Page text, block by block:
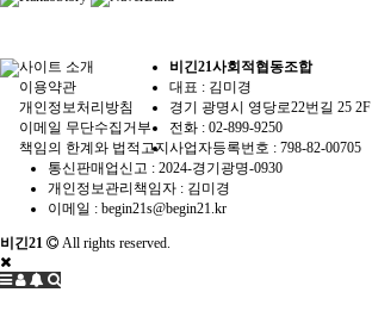
사이트 소개
이용약관
개인정보처리방침
이메일 무단수집거부
책임의 한계와 법적고지
비긴21사회적협동조합
대표 : 김미경
경기 광명시 영당로22번길 25 2F
전화 : 02-899-9250
사업자등록번호 : 798-82-00705
통신판매업신고 : 2024-경기광명-0930
개인정보관리책임자 : 김미경
이메일 : begin21s@begin21.kr
비긴21 All rights reserved.